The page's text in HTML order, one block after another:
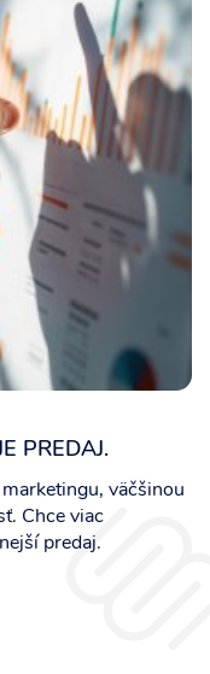
PREDAJ.
väčšinou
Chce viac
predaj.